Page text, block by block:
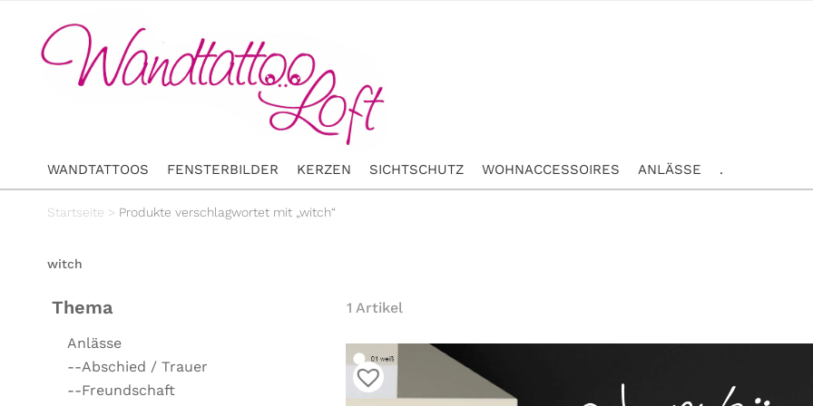
WANDTATTOOS FENSTERBILDER KERZEN SICHTSCHUTZ WOHNACCESSOIRES ANLÄSSE .
Startseite > Produkte verschlagwortet mit „witch“
witch
Thema
Anlässe
--Abschied / Trauer
--Freundschaft
1 Artikel